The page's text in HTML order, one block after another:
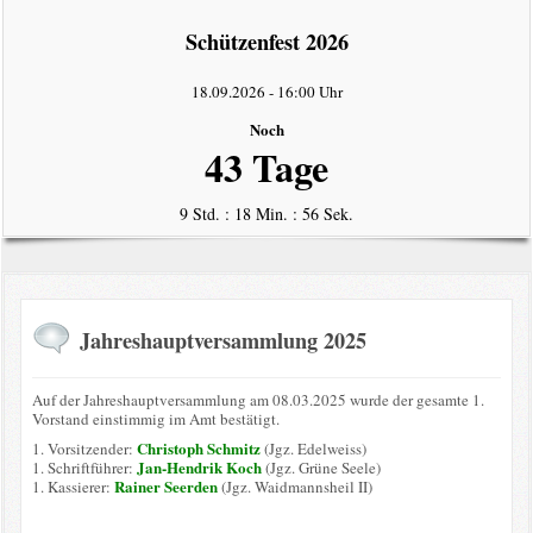
Schützenfest 2026
18.09.2026 - 16:00 Uhr
Noch
43 Tage
9 Std. : 18 Min. : 56 Sek.
Jahreshauptversammlung 2025
Auf der Jahreshauptversammlung am 08.03.2025 wurde der gesamte 1.
Vorstand einstimmig im Amt bestätigt.
1. Vorsitzender: Christoph Schmitz(Jgz. Edelweiss)
1. Schriftführer: Jan-Hendrik Koch(Jgz. Grüne Seele)
1. Kassierer: Rainer Seerden(Jgz. Waidmannsheil II)